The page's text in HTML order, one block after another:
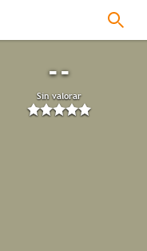
--
Sin valorar